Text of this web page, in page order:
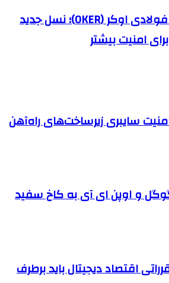
معرفی کرکره فولادی اوکر (OKER)؛ نسل جدید
امنیت بیشتر
سایبری زیرساخت‌های راه‌آهن
گوگل و اوپن ای آی به کاخ سفید
اقتصاد دیجیتال باید برطرف